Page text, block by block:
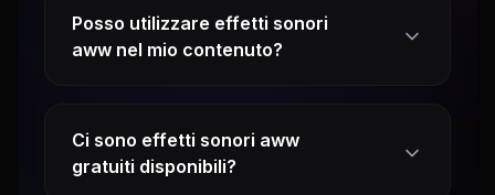
Posso utilizzare effetti sonori
aww nel mio contenuto?
Ci sono effetti sonori aww
gratuiti disponibili?